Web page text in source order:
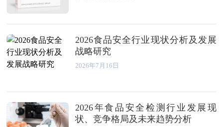
2026食品安全行业现状分析及发展
战略研究
2026年7月16日
2026年食品安全检测行业发展现
状、竞争格局及未来趋势分析